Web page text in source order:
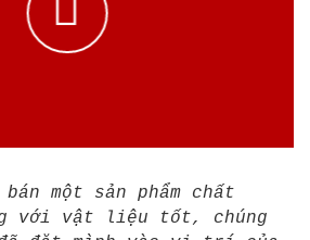
một sản phẩm chất
với vật liệu tốt, chúng